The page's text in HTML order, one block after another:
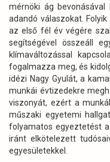
mérnöki ág
adandó válaszokat.
az első fél év végére
segítségével összeáll
klímaváltozással
fogalmazza meg, és
idézi Nagy Gyulát, a
munkái évtizedekre
viszonyát, ezért a
műszaki egyetemi
folyamatos egyeztetést
iránt elkötelezett
egyesületekkel.